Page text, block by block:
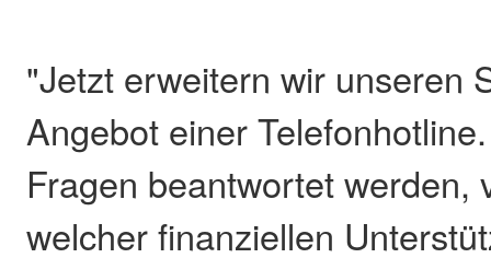
"Jetzt erweitern wir unseren
Angebot einer
Fragen beantwortet werden,
welcher finanziellen